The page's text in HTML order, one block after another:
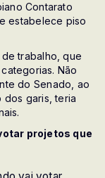
Contarato
estabelece piso
trabalho, que
Não
do Senado, ao
garis, teria
projetos que